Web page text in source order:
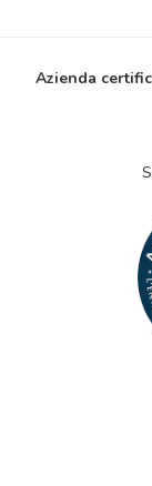
Azienda